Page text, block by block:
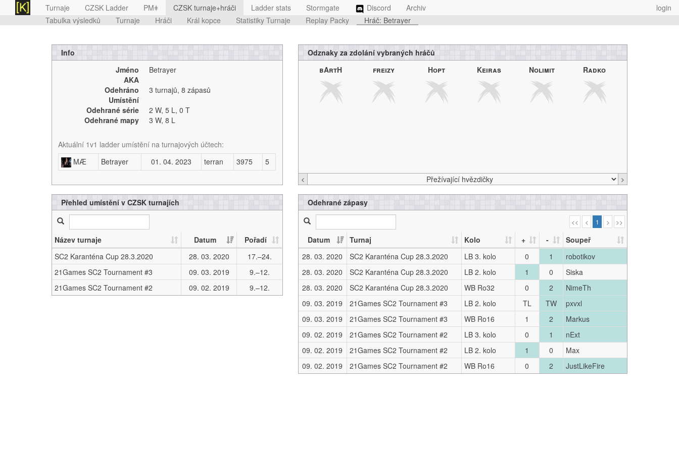
Turnaje CZSK Ladder PMǂ CZSK turnaje+hráči Ladder stats Stormgate Discord Archiv
login
Tabulka výsledků
Turnaje Hráči Král kopce Statistiky Turnaje Replay Packy Hráč: Betrayer
Info
Jméno
Betrayer
AKA
Odehráno
3 turnajů, 8 zápasů
Umístění
Odehrané série
2 W, 5 L, 0 T
Odehrané mapy
3 W, 8 L
Aktuální 1v1 ladder umístění na turnajových účtech:
MÆ
Betrayer 01. 04. 2023 terran 3975 5
Odznaky za zdolání vybraných hráčů
bArtH
freizy Hopt Keiras Nolimit Radko
< >
Přehled umístění v CZSK turnajích
Název turnaje Datum
Pořadí
SC2 Karanténa Cup 28.3.2020
28. 03. 2020
17.–24.
21Games SC2 Tournament #3
09. 03. 2019
9.–12.
21Games SC2 Tournament #2
09. 02. 2019 9.–12.
Odehrané zápasy
<< < 1 > >>
Datum Turnaj Kolo + -
Soupeř
28. 03. 2020
SC2 Karanténa Cup 28.3.2020 LB 3. kolo 0 1
robotikov
28. 03. 2020
SC2 Karanténa Cup 28.3.2020 LB 2. kolo 1 0
Siska
28. 03. 2020
SC2 Karanténa Cup 28.3.2020 WB Ro32 0 2
NimeTh
09. 03. 2019
21Games SC2 Tournament #3 LB 2. kolo TL TW
pxvxl
09. 03. 2019
21Games SC2 Tournament #3 WB Ro16 1 2
Markus
09. 02. 2019
21Games SC2 Tournament #2 LB 3. kolo 0 1
nExt
09. 02. 2019
21Games SC2 Tournament #2 LB 2. kolo 1 0
Max
09. 02. 2019
21Games SC2 Tournament #2 WB Ro16 0 2 JustLikeFire